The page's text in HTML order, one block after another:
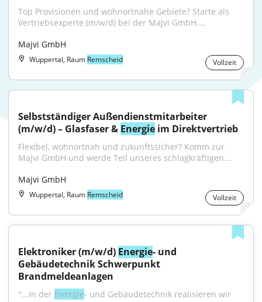
Top Provisionen und wohnortnahe Gebiete? Starte als
Vertriebsexperte (m/w/d) bei der Majvi GmbH....
Majvi GmbH
Wuppertal, Raum Remscheid Vollzeit
Selbstständiger Außendienstmitarbeiter
(m/w/d) – Glasfaser & Energie im Direktvertrieb
Flexibel, wohnortnah und zukunftssicher? Komm zur
Majvi GmbH und werde Teil unseres schlagkräftigen...
Majvi GmbH
Wuppertal, Raum Remscheid Vollzeit
Elektroniker (m/w/d) Energie- und
Gebäudetechnik Schwerpunkt
Brandmeldeanlagen
"...In der Energie- und Gebäudetechnik realisieren wir